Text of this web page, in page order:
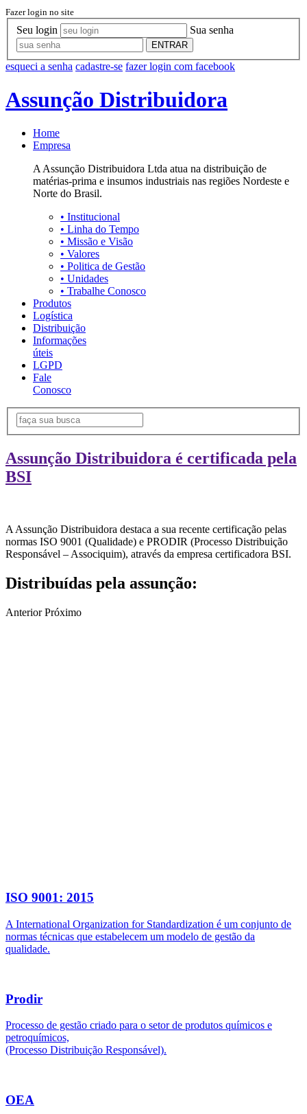
Fazer login no site
Seu login Sua senha
ENTRAR
esqueci a senha cadastre-se fazer login com facebook
Assunção Distribuidora
Home
Empresa
A Assunção Distribuidora Ltda atua na distribuição de
matérias-prima e insumos industriais nas regiões Nordeste e
Norte do Brasil.
• Institucional
• Linha do Tempo
• Missão e Visão
• Valores
• Politica de Gestão
• Unidades
• Trabalhe Conosco
Produtos
Logística
Distribuição
Informações
úteis
LGPD
Fale
Conosco
Assunção Distribuidora é certificada pela
BSI
A Assunção Distribuidora destaca a sua recente certificação pelas
normas ISO 9001 (Qualidade) e PRODIR (Processo Distribuição
Responsável – Associquim), através da empresa certificadora BSI.
Distribuídas pela assunção:
Anterior Próximo
ISO 9001: 2015
A International Organization for Standardization é um conjunto de
normas técnicas que estabelecem um modelo de gestão da
qualidade.
Prodir
Processo de gestão criado para o setor de produtos químicos e
petroquímicos,
(Processo Distribuição Responsável).
OEA